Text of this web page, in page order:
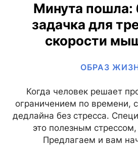
Минута пошла:
задачка для
скорости
ОБРАЗ
Когда человек решает
ограничением по времени,
дедлайна без стресса.
это полезным
Предлагаем и вам